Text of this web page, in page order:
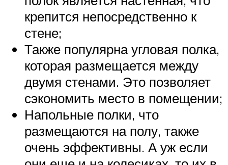
крепится непосредственно к
стене;
Также популярна угловая полка,
которая размещается между
двумя стенами. Это позволяет
сэкономить место в помещении;
Напольные полки, что
размещаются на полу, также
очень эффективны. А уж если